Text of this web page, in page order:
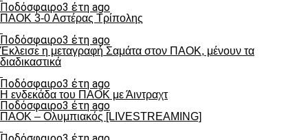
Ποδόσφαιρο3 έτη ago
ΠΑΟΚ 3-0 Αστέρας Τρίπολης
Ποδόσφαιρο3 έτη ago
Έκλεισε η μεταγραφή Σαμάτα στον ΠΑΟΚ, μένουν τα
διαδικαστικά
Ποδόσφαιρο3 έτη ago
Η ενδεκάδα του ΠΑΟΚ με Άιντραχτ
Ποδόσφαιρο3 έτη ago
ΠΑΟΚ – Ολυμπιακός [LIVESTREAMING]